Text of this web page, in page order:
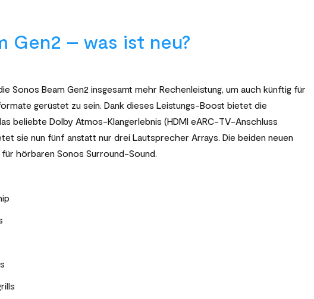
Gen2 – was ist neu?
Sonos Beam Gen2 insgesamt mehr Rechenleistung, um auch künftig für
gerüstet zu sein. Dank dieses Leistungs-Boost bietet die
beliebte Dolby Atmos-Klangerlebnis (HDMI eARC-TV-Anschluss
sie nun fünf anstatt nur drei Lautsprecher Arrays. Die beiden neuen
hörbaren Sonos Surround-Sound.